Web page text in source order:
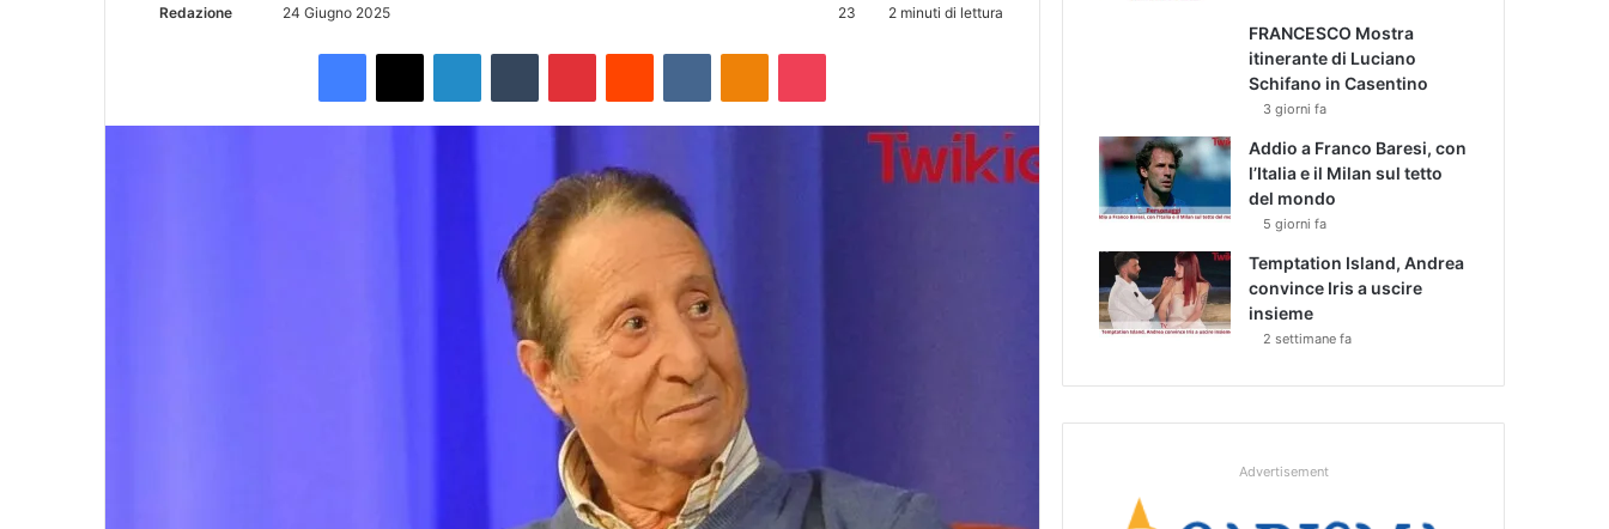
Redazione
a
24 Giugno 2025 23 2 minuti di lettura
FRANCESCO Mostra
itinerante di Luciano
Schifano in Casentino
3 giorni fa
Addio a Franco Baresi, con
l’Italia e il Milan sul tetto
del mondo
5 giorni fa
Temptation Island, Andrea
convince Iris a uscire
insieme
2 settimane fa
Advertisement